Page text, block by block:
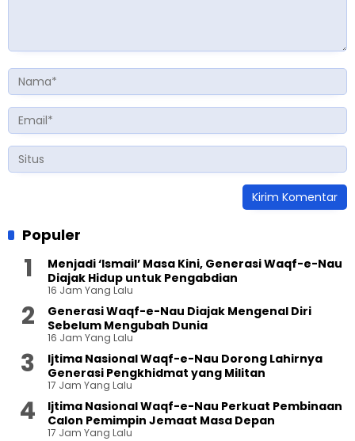
Populer
Menjadi ‘Ismail’ Masa Kini, Generasi Waqf-e-Nau
Diajak Hidup untuk Pengabdian
16 Jam Yang Lalu
Generasi Waqf-e-Nau Diajak Mengenal Diri
Sebelum Mengubah Dunia
16 Jam Yang Lalu
Ijtima Nasional Waqf-e-Nau Dorong Lahirnya
Generasi Pengkhidmat yang Militan
17 Jam Yang Lalu
Ijtima Nasional Waqf-e-Nau Perkuat Pembinaan
Calon Pemimpin Jemaat Masa Depan
17 Jam Yang Lalu